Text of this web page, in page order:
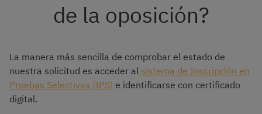
de la oposición?
La manera más sencilla de comprobar el estado de
nuestra solicitud es acceder al sistema de Inscripción en
Pruebas Selectivas (IPS) e identificarse con certificado
digital.